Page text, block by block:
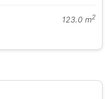
123.0 m2